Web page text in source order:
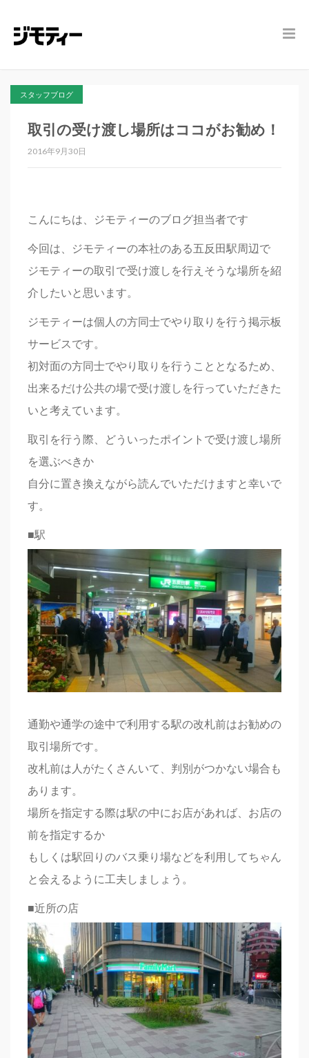
スタッフブログ
取引の受け渡し場所はココがお勧め！
2016年9月30日
こんにちは、ジモティーのブログ担当者です
今回は、ジモティーの本社のある五反田駅周辺で
ジモティーの取引で受け渡しを行えそうな場所を紹
介したいと思います。
ジモティーは個人の方同士でやり取りを行う掲示板
サービスです。
初対面の方同士でやり取りを行うこととなるため、
出来るだけ公共の場で受け渡しを行っていただきた
いと考えています。
取引を行う際、どういったポイントで受け渡し場所
を選ぶべきか
自分に置き換えながら読んでいただけますと幸いで
す。
■駅
通勤や通学の途中で利用する駅の改札前はお勧めの
取引場所です。
改札前は人がたくさんいて、判別がつかない場合も
あります。
場所を指定する際は駅の中にお店があれば、お店の
前を指定するか
もしくは駅回りのバス乗り場などを利用してちゃん
と会えるように工夫しましょう。
■近所の店